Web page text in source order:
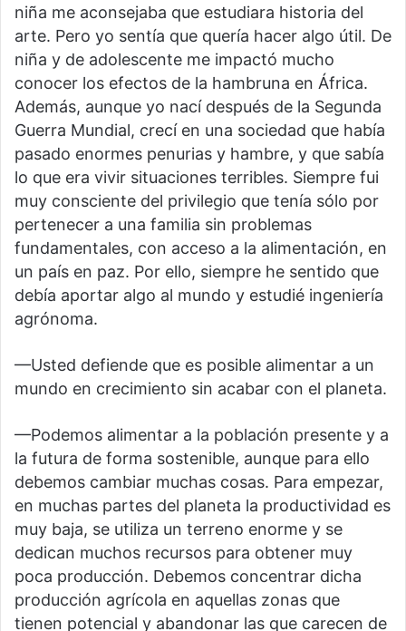
niña me aconsejaba que estudiara historia del
arte. Pero yo sentía que quería hacer algo útil. De
niña y de adolescente me impactó mucho
conocer los efectos de la hambruna en África.
Además, aunque yo nací después de la Segunda
Guerra Mundial, crecí en una sociedad que había
pasado enormes penurias y hambre, y que sabía
lo que era vivir situaciones terribles. Siempre fui
muy consciente del privilegio que tenía sólo por
pertenecer a una familia sin problemas
fundamentales, con acceso a la alimentación, en
un país en paz. Por ello, siempre he sentido que
debía aportar algo al mundo y estudié ingeniería
agrónoma.
—Usted defiende que es posible alimentar a un
mundo en crecimiento sin acabar con el planeta.
—Podemos alimentar a la población presente y a
la futura de forma sostenible, aunque para ello
debemos cambiar muchas cosas. Para empezar,
en muchas partes del planeta la productividad es
muy baja, se utiliza un terreno enorme y se
dedican muchos recursos para obtener muy
poca producción. Debemos concentrar dicha
producción agrícola en aquellas zonas que
tienen potencial y abandonar las que carecen de